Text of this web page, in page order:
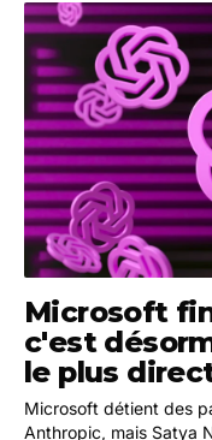
Microsoft
c'est
le plus
Microsoft détient des
Anthropic, mais Satya